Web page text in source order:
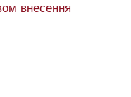
внесення